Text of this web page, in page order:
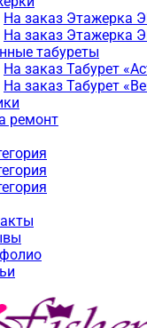
На заказ Этажерка
На заказ Этажерка
табуреты
На заказ Табурет
На заказ Табурет
ремонт